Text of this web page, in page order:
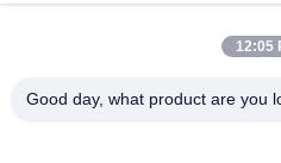
12:05
Good day, what product are you